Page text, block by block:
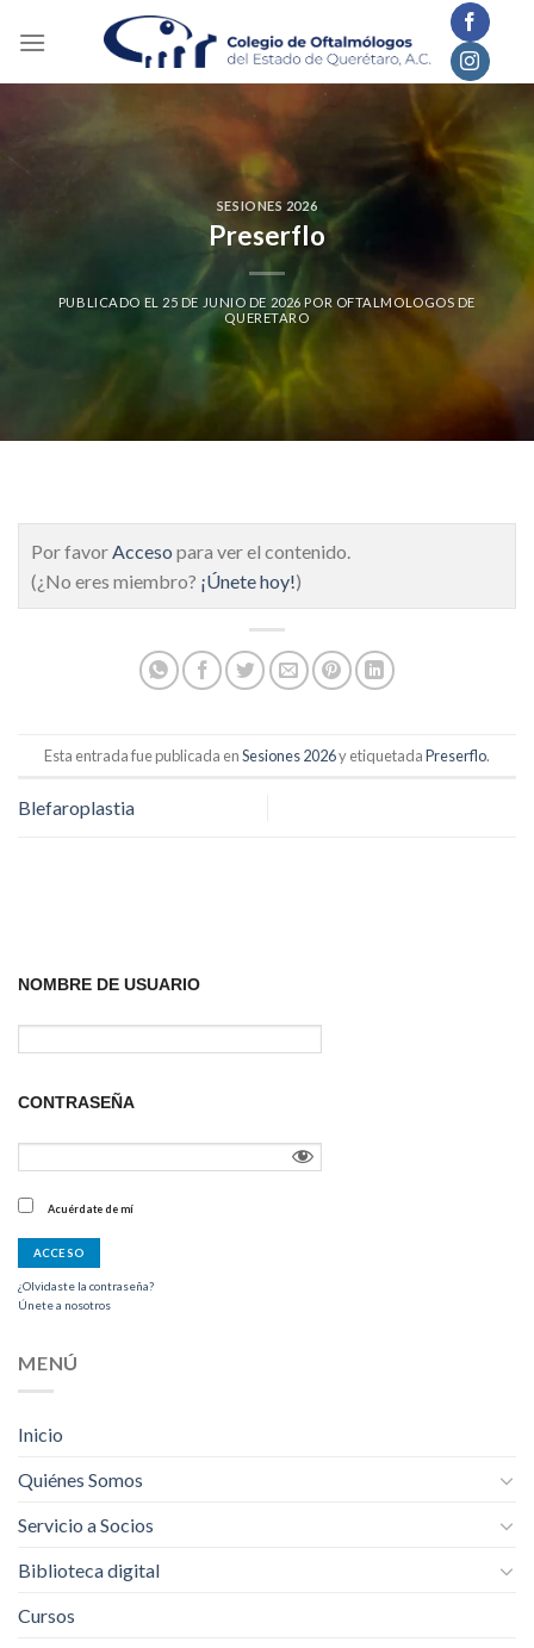
SESIONES 2026
Preserflo
PUBLICADO EL 25 DE JUNIO DE 2026 POR OFTALMOLOGOS DE
QUERETARO
Por favorAcceso para ver el contenido.
(¿No eres miembro? ¡Únete hoy!)
Esta entrada fue publicada enSesiones 2026y etiquetadaPreserflo.
Blefaroplastia
NOMBRE DE USUARIO
CONTRASEÑA
Acuérdate de mí
¿Olvidaste la contraseña?
Únete a nosotros
MENÚ
Inicio
Quiénes Somos
Servicio a Socios
Biblioteca digital
Cursos